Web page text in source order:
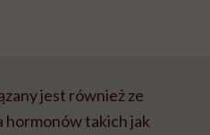
jest również ze
hormonów takich jak